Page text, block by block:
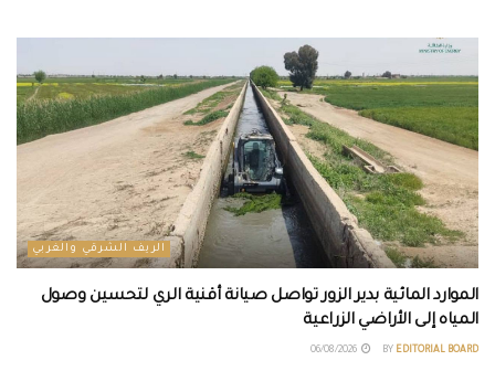
الريف الشرقي والغربي
الموارد المائية بدير الزور تواصل صيانة أقنية الري لتحسين وصول
المياه إلى الأراضي الزراعية
BY EDITORIAL BOARD